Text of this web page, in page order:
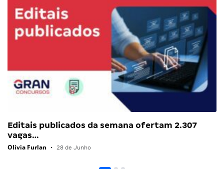
Editais publicados da semana ofertam 2.307
vagas…
Olivia Furlan • 28 de Junho